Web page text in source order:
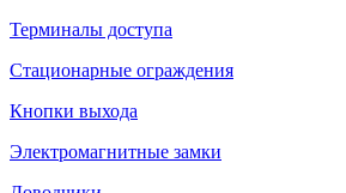
Терминалы доступа
Стационарные ограждения
Кнопки выхода
Электромагнитные замки